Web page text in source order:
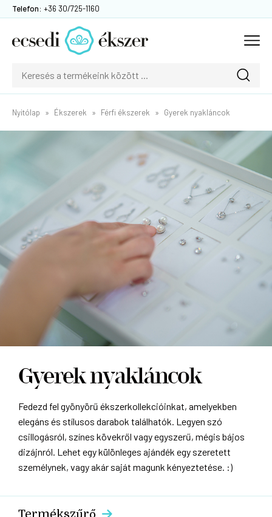
Telefon: +36 30/725-1160
Nyitólap Ékszerek Férfi ékszerek Gyerek nyakláncok
Gyerek nyakláncok
Fedezd fel gyönyörű ékszerkollekcióinkat, amelyekben
elegáns és stílusos darabok találhatók. Legyen szó
csillogásról, színes kövekről vagy egyszerű, mégis bájos
dizájnról. Lehet egy különleges ajándék egy szeretett
személynek, vagy akár saját magunk kényeztetése. :)
Termékszűrő